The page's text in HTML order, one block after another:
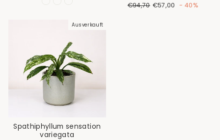
Normaler
€94,70 Sonderpreis
€57,00 - 40%
Ausverkauft
Spathiphyllum sensation
variegata